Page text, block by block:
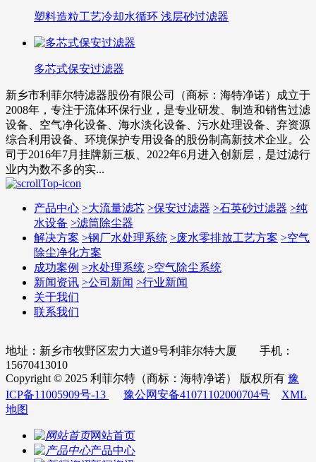
塑料造粒工艺冷却水循环 浅层砂过滤器
多芯式保安过滤器
新乡市利菲尔特滤器股份有限公司（商标：海特净诺）成立于
2008年，专注于流体环保行业，是专业研发、制造和销售过滤
设备、空气净化设备、海水淡化设备、污水处理设备、弃资源
综合利用设备、环境保护专用设备的股份制高新技术企业。公
司于2016年7月挂牌新三板、2022年6月进入创新层，是过滤行
业内为数不多的实...
产品中心 >大流量滤芯 >保安过滤器 >石英砂过滤器 >纯
水设备 >滤筒除尘器
解决方案 >钢厂水处理系统 >废水零排放工艺方案 >空气
除尘净化方案
成功案例 >水处理系统 >空气除尘系统
新闻资讯 >公司新闻 >行业新闻
关于我们
联系我们
地址：新乡市牧野区宏力大道9号利菲尔特大厦 手机：
15670413010
Copyright © 2025 利菲尔特（商标：海特净诺） 版权所有 豫
ICP备11005909号-13
豫公网安备41071102000704号
XML
地图
网站首页
产品中心